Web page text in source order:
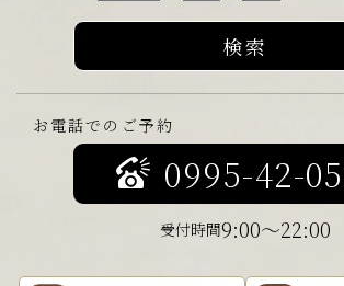
お電話でのご予約
0995-42-
受付時間9:00～22:00